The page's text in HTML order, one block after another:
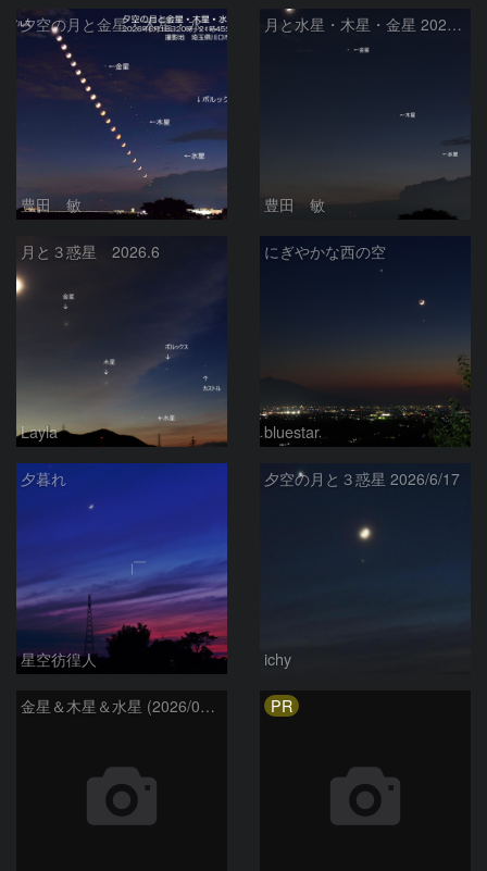
夕空の月と金星・木星・水星の接近 2026/6/18
豊田 敏
月と水星・木星・金星 2026/6/18
豊田 敏
月と３惑星 2026.6
Layla
にぎやかな西の空
bluestar
夕暮れ
星空彷徨人
夕空の月と３惑星 2026/6/17
ichy
金星＆木星＆水星 (2026/06/15) PR